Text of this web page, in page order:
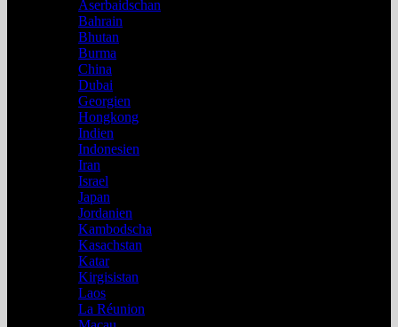
Aserbaidschan
Bahrain
Bhutan
Burma
China
Dubai
Georgien
Hongkong
Indien
Indonesien
Iran
Israel
Japan
Jordanien
Kambodscha
Kasachstan
Katar
Kirgisistan
Laos
La Réunion